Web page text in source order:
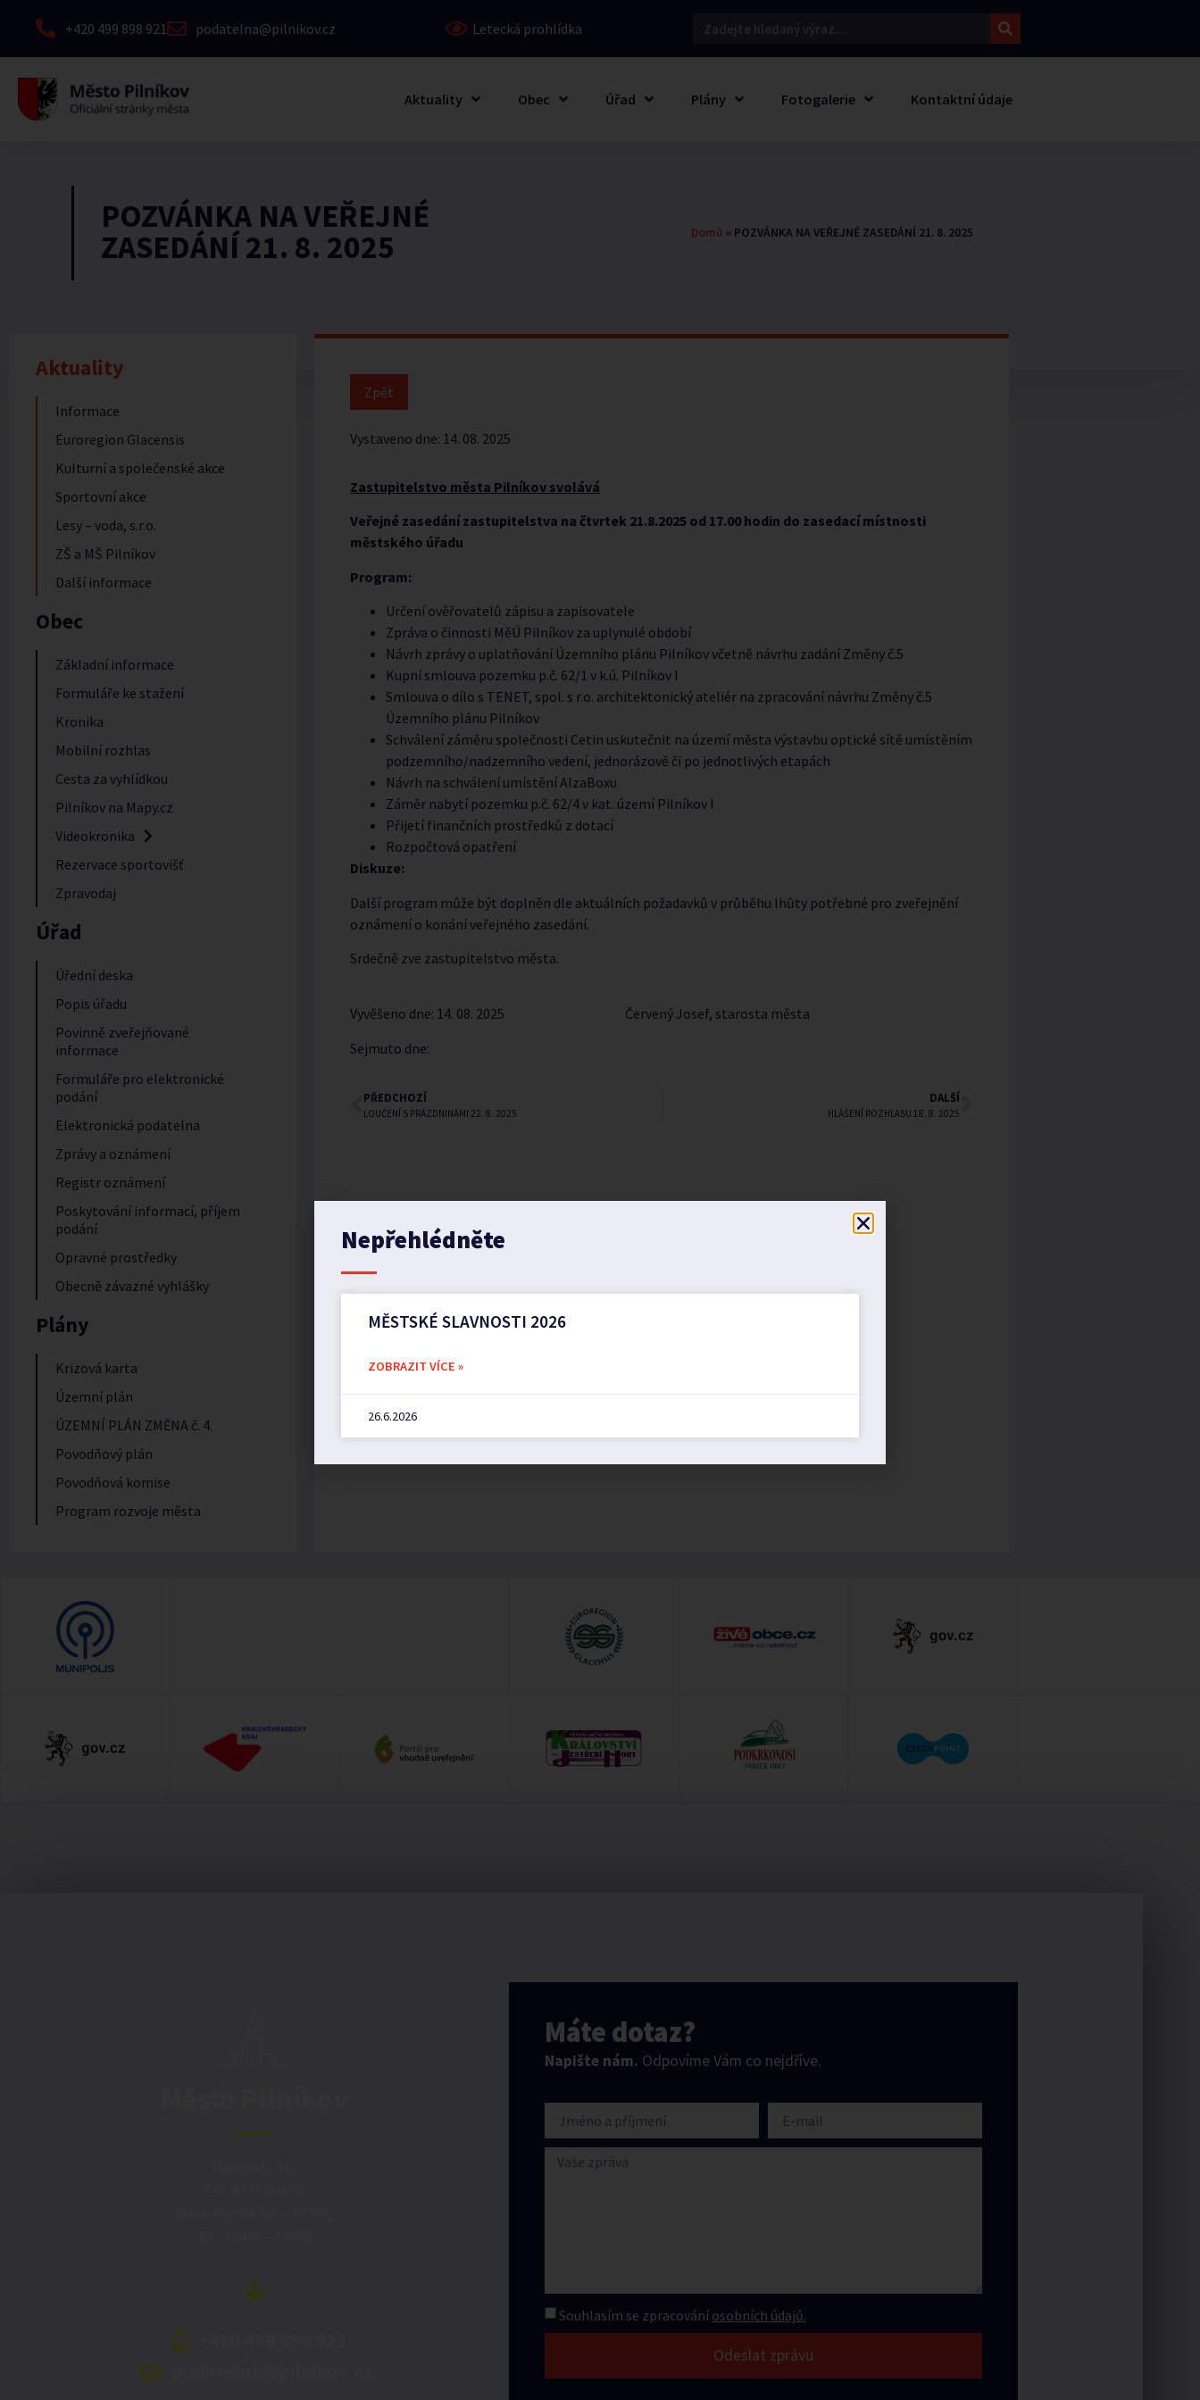
+420 499 898 921 podatelna@pilnikov.cz Letecká prohlídka
Aktuality Obec Úřad Plány Fotogalerie Kontaktní údaje
POZVÁNKA NA VEŘEJNÉ
ZASEDÁNÍ 21. 8. 2025 Domů » POZVÁNKA NA VEŘEJNÉ ZASEDÁNÍ 21. 8. 2025
Aktuality
Informace
Euroregion Glacensis
Kulturní a společenské akce
Sportovní akce
Lesy – voda, s.r.o.
ZŠ a MŠ Pilníkov
Další informace
Obec
Základní informace
Formuláře ke stažení
Kronika
Mobilní rozhlas
Cesta za vyhlídkou
Pilníkov na Mapy.cz
Videokronika
Rezervace sportovišť
Zpravodaj
Úřad
Úřední deska
Popis úřadu
Povinně zveřejňované
informace
Formuláře pro elektronické
podání
Elektronická podatelna
Zprávy a oznámení
Registr oznámení
Poskytování informací, příjem
podání
Opravné prostředky
Obecně závazné vyhlášky
Plány
Krizová karta
Územní plán
ÚZEMNÍ PLÁN ZMĚNA č. 4.
Povodňový plán
Povodňová komise
Program rozvoje města
Vystaveno dne: 14. 08. 2025
Zastupitelstvo města Pilníkov svolává
Veřejné zasedání zastupitelstva na čtvrtek 21.8.2025 od 17.00 hodin do zasedací místnosti
městského úřadu
Program:
Určení ověřovatelů zápisu a zapisovatele
Zpráva o činnosti MěÚ Pilníkov za uplynulé období
Návrh zprávy o uplatňování Územního plánu Pilníkov včetně návrhu zadání Změny č.5
Kupní smlouva pozemku p.č. 62/1 v k.ú. Pilníkov I
Smlouva o dílo s TENET, spol. s r.o. architektonický ateliér na zpracování návrhu Změny č.5
Územního plánu Pilníkov
Schválení záměru společnosti Cetin uskutečnit na území města výstavbu optické sítě umístěním
podzemního/nadzemního vedení, jednorázově či po jednotlivých etapách
Návrh na schválení umístění AlzaBoxu
Záměr nabytí pozemku p.č. 62/4 v kat. území Pilníkov I
Přijetí finančních prostředků z dotací
Rozpočtová opatření
Diskuze:
Další program může být doplněn dle aktuálních požadavků v průběhu lhůty potřebné pro zveřejnění
oznámení o konání veřejného zasedání.
Srdečně zve zastupitelstvo města.
Vyvěšeno dne: 14. 08. 2025 Červený Josef, starosta města
Sejmuto dne:
PŘEDCHOZÍ
LOUČENÍ S PRÁZDNINAMI 22. 8. 2025
DALŠÍ
HLÁŠENÍ ROZHLASU 18. 8. 2025
Máte dotaz?
Napište nám. Odpovíme Vám co nejdříve.
Souhlasím se zpracování osobních údajů.
Odeslat zprávu
Nepřehlédněte
MĚSTSKÉ SLAVNOSTI 2026
ZOBRAZIT VÍCE »
26.6.2026